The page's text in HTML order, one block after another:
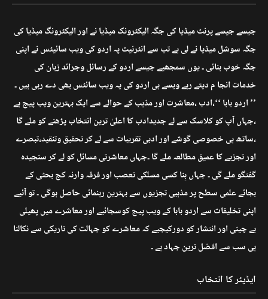
جیسے جیسے پرنٹ میڈیا کی جگہ الیکٹرونک میڈیا نے اور الیکٹرونگ میڈیا کی
جگہ سوشل میڈیا نے لی ہے تب سے انٹرنیٹ پہ اردو کی ویب سائیٹس نے اپنی
جگہ خوب بنائی ۔ یوں سمجھیے جیسے اردو کے رسائل وجرائد زبان کی
خدمات انجا م دیتے رہے ویسے ہی اردو کی یہ ویب سائٹس بھی دے رہی ہیں ۔
’’ اردو بابا ‘‘،ادب ،معاشرت اور مذہب کے حوالے سے ایک بہترین ویب پیج ہے
،جہاں آپ کو کلاسک سے لے جدیدادب کا اعلیٰ ترین انتخاب پڑھنے کو ملے گا
،ساتھ ہی خصوصی گوشے اور ادبی تقریبات سے لے کر تحقیق وتنقید،تبصرے
اور تجزیے کا عمیق مطالعہ ملے گا ۔جہاں معاشرتی مسائل کو لے کر سنجیدہ
گفتگو ملے گی ۔ جہاں بِنا کسی مسلکی تعصب اور فرقہ وارنہ کج بحثی کے
بجائے علمی سطح پر مذہبی تجزیوں سے بہترین رہنمائی حاصل ہوگی ۔ تو آئیے
اپنی تخلیقات سے اردو بابا کے ویب پیج کوسجائیے اور معاشرے میں پھیلی
بے چینی اور انتشار کو دورکیجیے کہ معاشرے کو جہالت کی تاریکی سے نکالنا
ہی سب سے افضل ترین جہاد ہے ۔
ایڈیٹر کا انتخاب